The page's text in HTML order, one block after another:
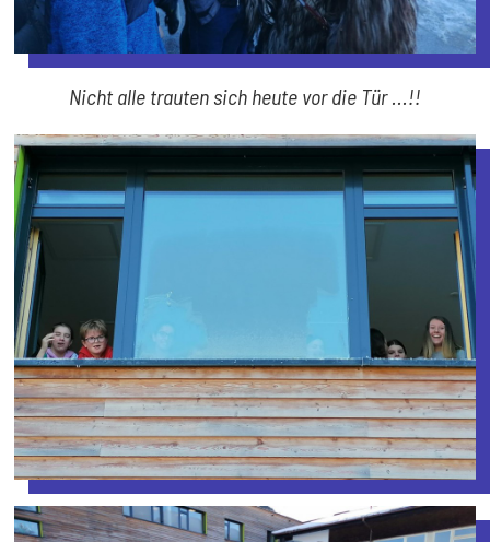
Nicht alle trauten sich heute vor die Tür ...!!